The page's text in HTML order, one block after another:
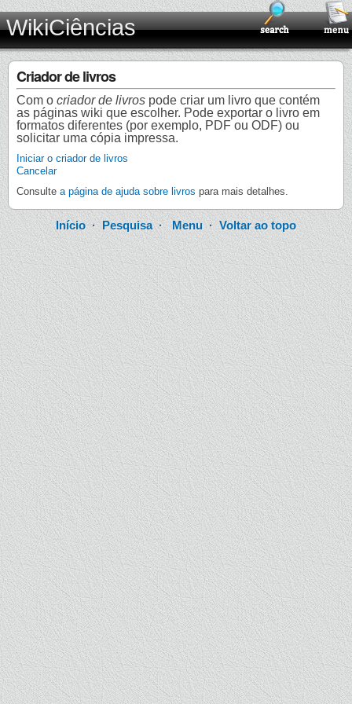
WikiCiências
Criador de livros
Com o criador de livros pode criar um livro que contém
as páginas wiki que escolher. Pode exportar o livro em
formatos diferentes (por exemplo, PDF ou ODF) ou
solicitar uma cópia impressa.
Iniciar o criador de livros
Cancelar
Consulte a página de ajuda sobre livros para mais detalhes.
Início· Pesquisa·Menu · Voltar ao topo